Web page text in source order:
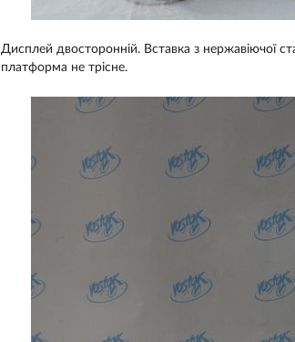
Дисплей двосторонній. Вставка з нержавіючої
платформа не трісне.